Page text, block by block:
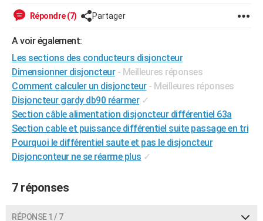
Alimentation
Guide de la santé
Maladies
Médicaments
Sommeil
VOYAGE
PHOTO
GUIDES D'ACHAT
BONS PLANS
CARTE DE VOEUX
Carte de Noël
Carte Bonne année
Carte Saint-Valentin
Carte Pâques
Carte d'anniversaire
DICTIONNAIRE
Dictionnaire
Biographies
Citations
Expressions
Proverbes
PROGRAMME TV
Répondre (7) Partager
A voir également:
Les sections des conducteurs disjoncteur
Dimensionner disjoncteur - Meilleures réponses
Comment calculer un disjoncteur - Meilleures réponses
Disjoncteur gardy db90 réarmer ✓
Section câble alimentation disjoncteur différentiel 63a
Section cable et puissance différentiel suite passage en tri
Pourquoi le différentiel saute et pas le disjoncteur
Disjonconteur ne se réarme plus ✓
7 réponses
RÉPONSE 1 / 7